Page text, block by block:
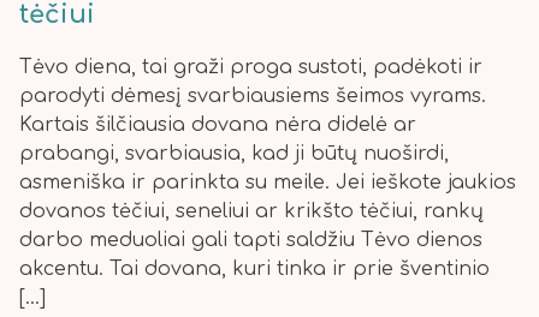
tėčiui
Tėvo diena, tai graži proga sustoti, padėkoti ir
parodyti dėmesį svarbiausiems šeimos vyrams.
Kartais šilčiausia dovana nėra didelė ar
prabangi, svarbiausia, kad ji būtų nuoširdi,
asmeniška ir parinkta su meile. Jei ieškote jaukios
dovanos tėčiui, seneliui ar krikšto tėčiui, rankų
darbo meduoliai gali tapti saldžiu Tėvo dienos
akcentu. Tai dovana, kuri tinka ir prie šventinio
[…]